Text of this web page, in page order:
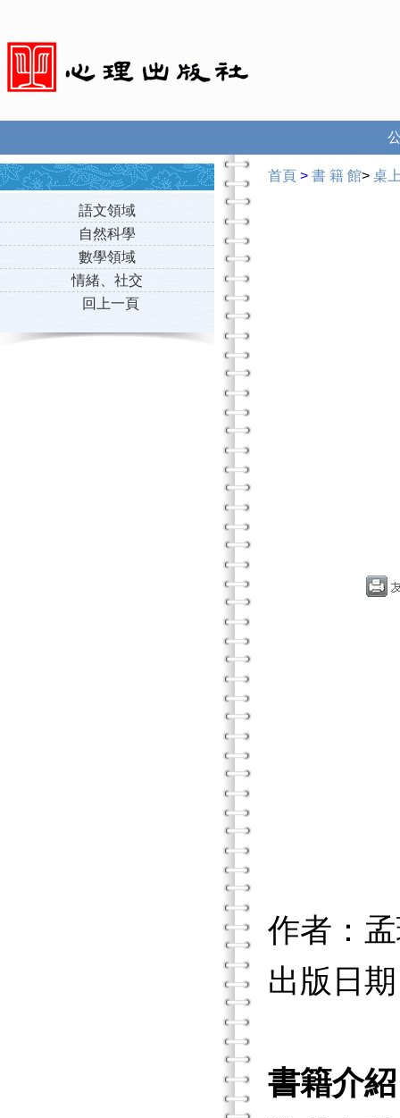
語文領域
自然科學
數學領域
情緒、社交
回上一頁
首頁 > 書 籍 館> 桌
作者：
出版日
書籍介紹